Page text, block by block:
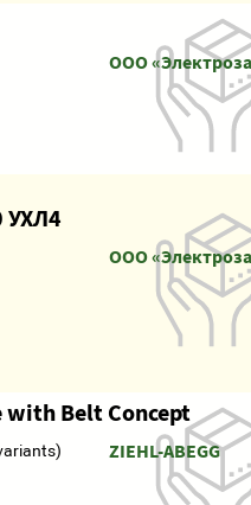
ООО
УХЛ4
ООО
with Belt Concept
ZIEHL-ABEGG